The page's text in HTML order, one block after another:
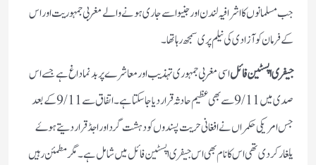
جب مسلمانوں کا اشرافیہ لندن اور جنیوا سے جاری ہونے والے مغربی جمہوریت اور اس
کے فرمان کو آزادی کی نیلم پری سمجھ رہا تھا۔
جیفری اپسٹین فائلاسی مغربی جمہوری تہذیب اور معاشرے پر بدنما داغ ہے جسے اس
صدی میں 9/11 سے بھی عظیم حادثہ قرار دیا جاسکتا ہے ۔اتفاق سے 9/11 کے بعد
جس امریکی حکمراں نے افغانی حریت پسندوں کو دہشت گرد اور اجڈ قرار دیتے ہوۓ
یلغار کر دی تھی اس کا نام بھی اس جیفری اپسٹین فائل میں شامل ہے ۔مگر مطمئن رہیں